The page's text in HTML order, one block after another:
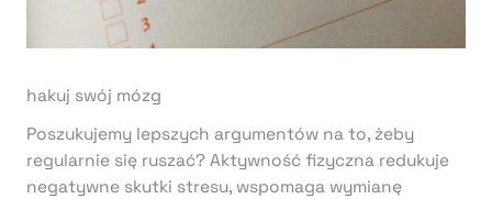
hakuj swój mózg
Poszukujemy lepszych argumentów na to, żeby
regularnie się ruszać? Aktywność fizyczna redukuje
negatywne skutki stresu, wspomaga wymianę